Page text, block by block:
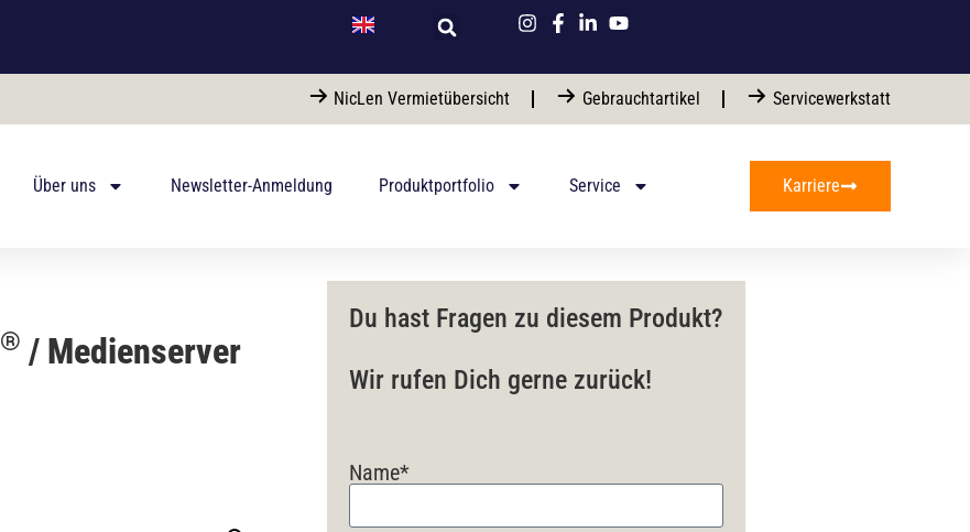
NicLen Vermietübersicht Gebrauchtartikel Servicewerkstatt
Über uns Newsletter-Anmeldung Produktportfolio Service Karriere
® / Medienserver
Du hast Fragen zu diesem Produkt?
Wir rufen Dich gerne zurück!
Name*